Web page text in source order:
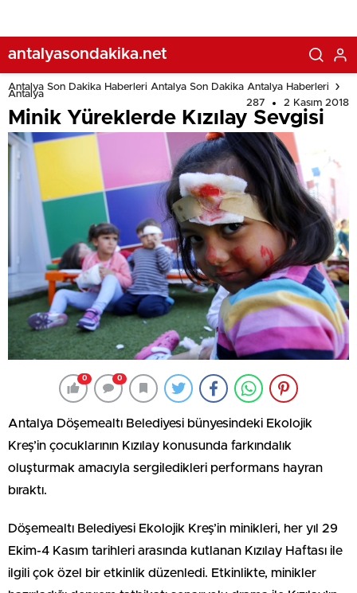
antalyasondakika.net
Antalya Son Dakika Haberleri Antalya Son Dakika Antalya Haberleri
Antalya
287
2 Kasım 2018
Minik Yüreklerde Kızılay Sevgisi
0 0
Antalya Döşemealtı Belediyesi bünyesindeki Ekolojik
Kreş’in çocuklarının Kızılay konusunda farkındalık
oluşturmak amacıyla sergiledikleri performans hayran
bıraktı.
Döşemealtı Belediyesi Ekolojik Kreş’in minikleri, her yıl 29
Ekim-4 Kasım tarihleri arasında kutlanan Kızılay Haftası ile
ilgili çok özel bir etkinlik düzenledi. Etkinlikte, minikler